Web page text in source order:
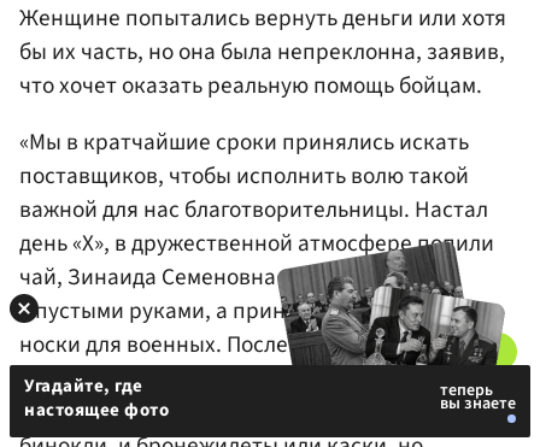
Женщине попытались вернуть деньги или хотя
бы их часть, но она была непреклонна, заявив,
что хочет оказать реальную помощь бойцам.
«Мы в кратчайшие сроки принялись искать
поставщиков, чтобы исполнить волю такой
важной для нас благотворительницы. Настал
день «X», в дружественной атмосфере попили
чай, Зинаида Семеновна пришла снова не
с пустыми руками, а принесла еще теплые
носки для военных. После чаепития мы
показали квадрокоптеры и спросили почему
именно их, ответ был прост: «Желание было и
Угадайте, где
настоящее фото